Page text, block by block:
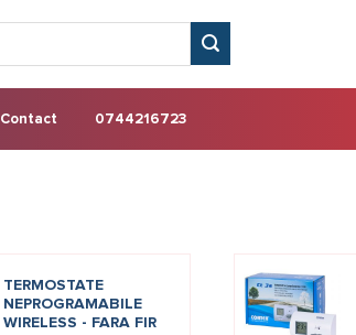
Contact 0744216723
TERMOSTATE
NEPROGRAMABILE
WIRELESS - FARA FIR